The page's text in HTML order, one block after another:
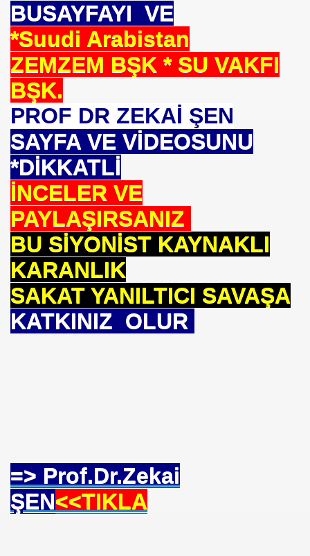
BUSAYFAYI VE
*Suudi Arabistan
ZEMZEM BŞK * SU VAKFI
BŞK.
PROF DR ZEKAİ ŞEN
SAYFA VE VİDEOSUNU
*DİKKATLİ
İNCELER VE
PAYLAŞIRSANIZ
BU SİYONİST KAYNAKLI
KARANLIK
SAKAT YANILTICI SAVAŞA
KATKINIZ OLUR
=> Prof.Dr.Zekai
ŞEN<<TIKLA